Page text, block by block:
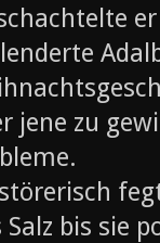
jene zu
Salz bis sie